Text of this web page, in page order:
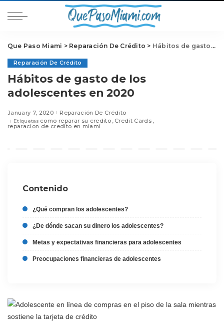
Que Paso Miami > Reparación De Crédito > Hábitos de gasto de los adolescentes en 2020
Reparación De Crédito
Hábitos de gasto de los
adolescentes en 2020
January 7, 2020 Reparación De Crédito
Etiquetas como reparar su credito Credit Cards
reparacion de credito en miami
Contenido
¿Qué compran los adolescentes?
¿De dónde sacan su dinero los adolescentes?
Metas y expectativas financieras para adolescentes
Preocupaciones financieras de adolescentes